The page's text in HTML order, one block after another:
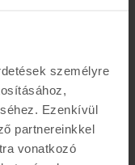
személyre
Ezenkívül
partnereinkkel
vonatkozó